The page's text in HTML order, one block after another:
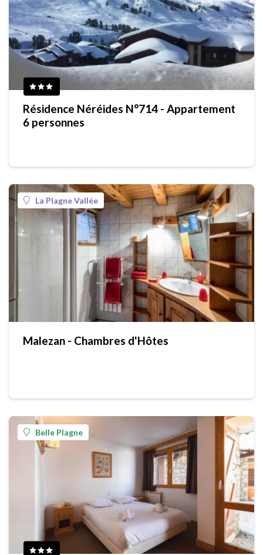
Résidence Néréides N°714 - Appartement
6 personnes
La Plagne Vallée
Malezan - Chambres d'Hôtes
Belle Plagne